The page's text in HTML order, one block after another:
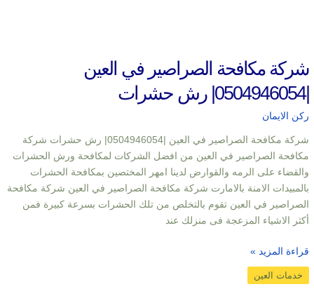
شركة مكافحة الصراصير في العين
|0504946054| رش حشرات
ركن الايمان
شركة مكافحة الصراصير في العين |0504946054| رش حشرات شركة
مكافحة الصراصير في العين من افضل الشركات لمكافحة ورش الحشرات
والقضاء على الرمه والقوارض لدينا امهر المختصين بمكافحة الحشرات
بالمبيدات الامنة بالامارت شركة مكافحة الصراصير في العين شركة مكافحة
الصراصير في العين تقوم بالتخلص من تلك الحشرات بسرعة كبيرة فمن
أكثر الاشياء المزعجة فى منزلك عند
قراءة المزيد »
خدمات العين